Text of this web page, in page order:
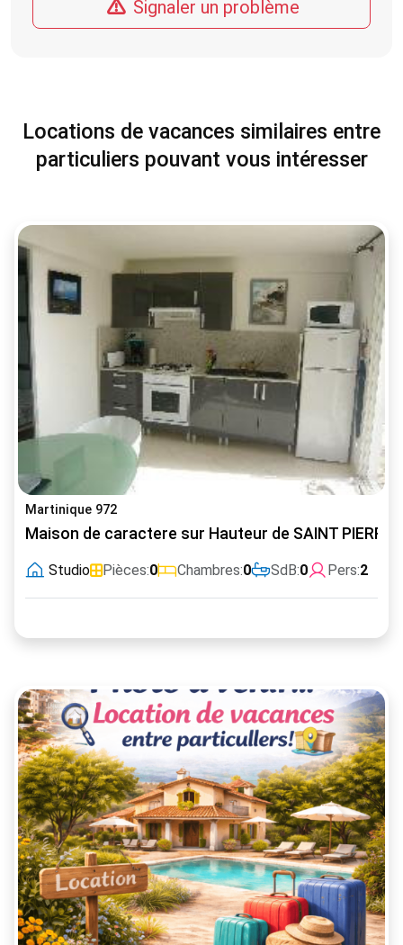
Signaler un problème
Locations de vacances similaires entre
particuliers pouvant vous intéresser
Martinique 972
Maison de caractere sur Hauteur de SAINT PIERRE
Studio Pièces:0 Chambres:0 SdB:0 Pers:2